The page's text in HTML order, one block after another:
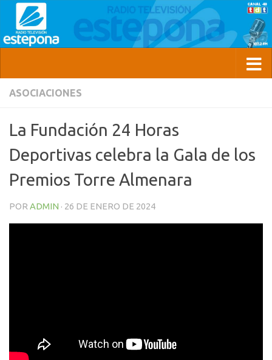
ASOCIACIONES
La Fundación 24 Horas
Deportivas celebra la Gala de los
Premios Torre Almenara
POR ADMIN · 26 DE ENERO DE 2024